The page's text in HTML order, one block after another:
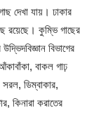
দেখা যায়। ঢাকার
রয়েছে। কুম্ভি গাছের
বিভাগের
বাকল গাঢ়
ডিম্বাকার,
কিনারা করাতের